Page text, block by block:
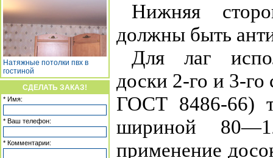
Натяжные потолки пвх в
гостиной
СДЕЛАТЬ ЗАКАЗ!
* Имя:
* Ваш телефон:
* Комментарии:
Нижняя
должны быть
Для лаг
доски 2-го и 3-
ГОСТ 8486-66)
шириной
применение